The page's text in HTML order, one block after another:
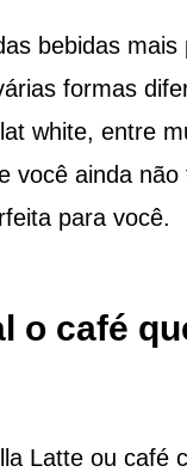
bebidas mais
formas
white, entre
você ainda
para você.
o café
Latte ou café